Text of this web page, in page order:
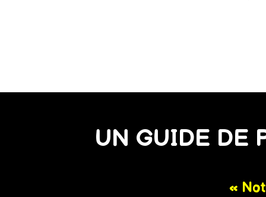
UN GUIDE DE
«